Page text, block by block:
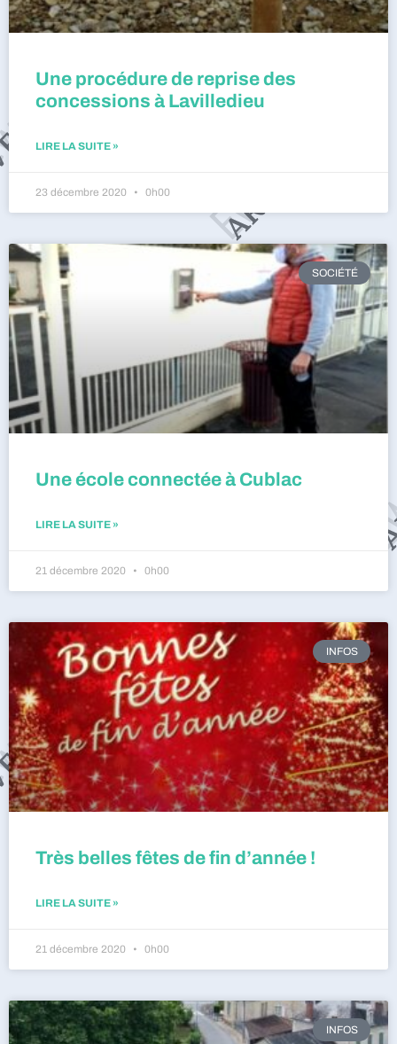
Une procédure de reprise des
concessions à Lavilledieu
LIRE LA SUITE »
23 décembre 2020 0h00
SOCIÉTÉ
Une école connectée à Cublac
LIRE LA SUITE »
21 décembre 2020 0h00
INFOS
Très belles fêtes de fin d’année !
LIRE LA SUITE »
21 décembre 2020 0h00
INFOS